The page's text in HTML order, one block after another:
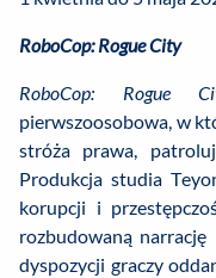
RoboCop: Rogue City
RoboCop: Rogue
pierwszoosobowa, w
stróża prawa,
Produkcja studia
korupcji i
rozbudowaną
dyspozycji graczy